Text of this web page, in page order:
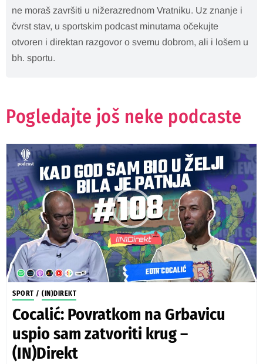
ne moraš završiti u nižerazrednom Vratniku. Uz znanje i
čvrst stav, u sportskim podcast minutama očekujte
otvoren i direktan razgovor o svemu dobrom, ali i lošem u
bh. sportu.
Pogledajte još neke podcaste
SPORT / (IN)DIREKT
Cocalić: Povratkom na Grbavicu
uspio sam zatvoriti krug –
(IN)Direkt